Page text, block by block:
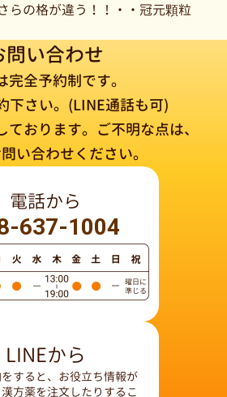
らの格が違う！！・・冠元顆粒
問い合わせ
完全予約制です。
下さい。(LINE通話も可)
おります。 ご不明な点は、
い合わせください。
電話から
637-1004
LINEから
すると、お役立ち情報が
方薬を注文したりするこ